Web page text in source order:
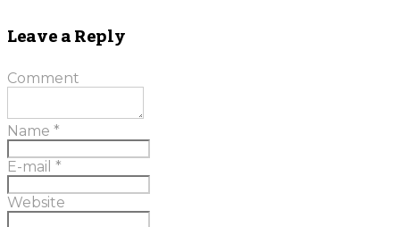
Leave a Reply
Comment
Name *
E-mail *
Website